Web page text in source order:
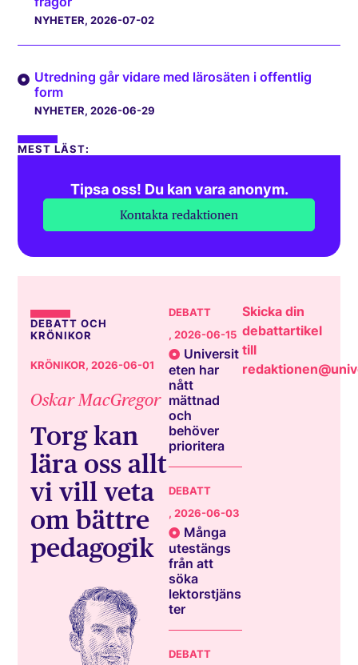
NYHETER, 2026-07-02
Utredning går vidare med lärosäten i offentlig
form
NYHETER, 2026-06-29
MEST LÄST:
Tipsa oss! Du kan vara anonym.
Kontakta redaktionen
DEBATT OCH
KRÖNIKOR
KRÖNIKOR, 2026-06-01
Oskar MacGregor
Torg kan
lära oss allt
vi vill veta
om bättre
pedagogik
DEBATT
, 2026-06-15
Universit
eten har
nått
mättnad
och
behöver
prioritera
DEBATT
, 2026-06-03
Många
utestängs
från att
söka
lektorstjäns
ter
DEBATT
Skicka din
debattartikel
till